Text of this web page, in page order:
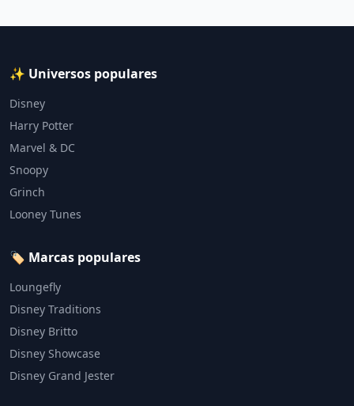
✨ Universos populares
Disney
Harry Potter
Marvel & DC
Snoopy
Grinch
Looney Tunes
🏷️ Marcas populares
Loungefly
Disney Traditions
Disney Britto
Disney Showcase
Disney Grand Jester